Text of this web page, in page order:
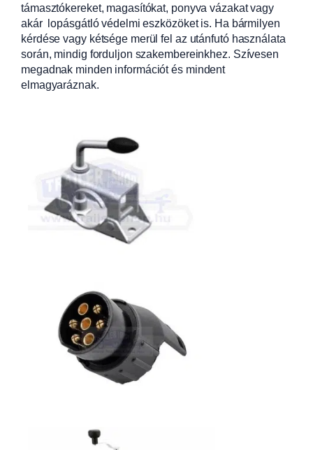
támasztókereket, magasítókat, ponyva vázakat vagy
akár lopásgátló védelmi eszközöket is. Ha bármilyen
kérdése vagy kétsége merül fel az utánfutó használata
során, mindig forduljon szakembereinkhez. Szívesen
megadnak minden információt és mindent
elmagyaráznak.